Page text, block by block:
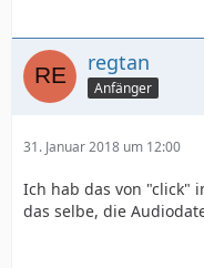
regtan
Anfänger
31. Januar 2018 um 12:00
Ich hab das von "click"
das selbe, die